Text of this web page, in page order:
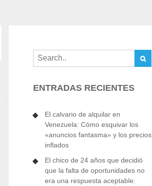
ENTRADAS RECIENTES
El calvario de alquilar en
Venezuela: Cómo esquivar los
«anuncios fantasma» y los precios
inflados
El chico de 24 años que decidió
que la falta de oportunidades no
era una respuesta aceptable: